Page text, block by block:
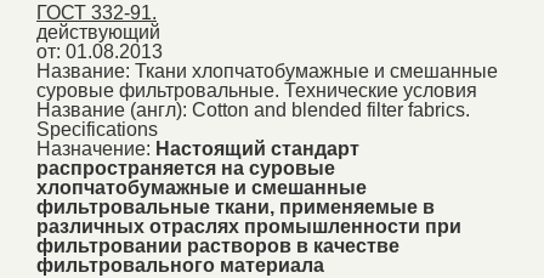
ГОСТ 332-91.
действующий
от: 01.08.2013
Название: Ткани хлопчатобумажные и смешанные
суровые фильтровальные. Технические условия
Название (англ): Cotton and blended filter fabrics.
Specifications
Назначение: Настоящий стандарт
распространяется на суровые
хлопчатобумажные и смешанные
фильтровальные ткани, применяемые в
различных отраслях промышленности при
фильтровании растворов в качестве
фильтровального материала